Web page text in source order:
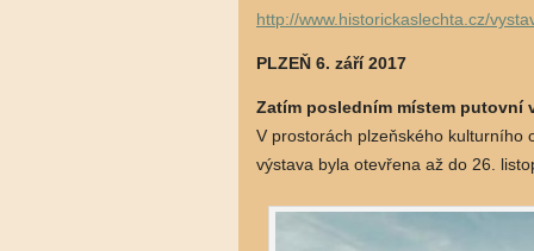
http://www.historickaslechta.cz/
PLZEŇ 6. září 2017
Zatím posledním místem putovní
V prostorách plzeňského kulturního
výstava byla otevřena až do 26.